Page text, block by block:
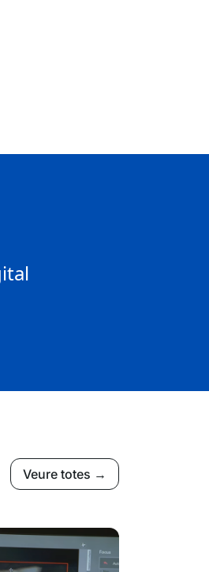
Veure totes →